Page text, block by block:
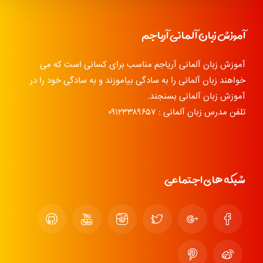
آموزش زبان آلمانی آریاجم
آموزش زبان آلمانی آریاجم مناسب برای کسانی است که می
خواهند زبان آلمانی را به سادگی بیاموزند و به سادگی خود را در
آموزش زبان آلمانی بسنجند.
تلفن مدرس زبان آلمانی : ۰۹۱۲۳۳۸۹۶۵۷
شبکه های اجتماعی